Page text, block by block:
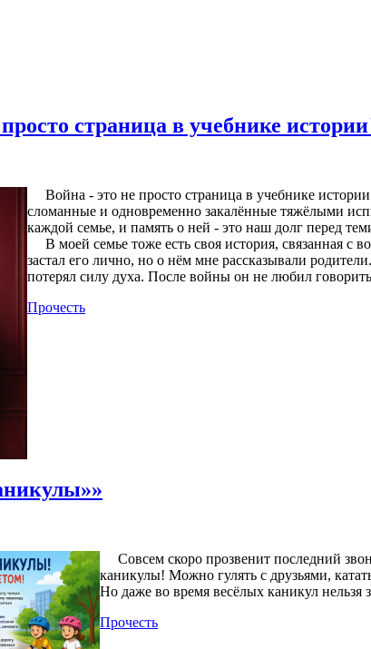
страница в учебнике
Война - это не просто страница в учебнике
сломанные и одновременно закалённые тяжёлыми
каждой семье, и память о ней - это наш долг перед
В моей семье тоже есть своя история, связанная с
застал его лично, но о нём мне рассказывали
потерял силу духа. После войны он не любил
Прочесть
Совсем скоро прозвенит последний
каникулы! Можно гулять с друзьями,
Но даже во время весёлых каникул
Прочесть